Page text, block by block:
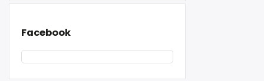
Facebook